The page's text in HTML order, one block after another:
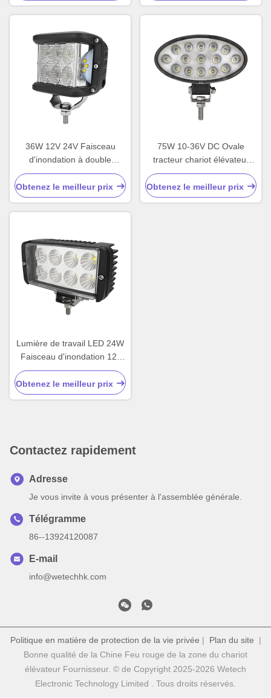
36W 12V 24V Faisceau
d'inondation à double
couleur Strobe latéral LED
Obtenez le meilleur prix
75W 10-36V DC Ovale
tracteur chariot élévateur
LED lumière de travail
Obtenez le meilleur prix
Lumière de travail LED 24W
Faisceau d'inondation 12-
24V DC
Obtenez le meilleur prix
Contactez rapidement
Adresse
Je vous invite à vous présenter à l'assemblée générale.
Télégramme
86--13924120087
E-mail
info@wetechhk.com
Politique en matière de protection de la vie privée | Plan du site |
Bonne qualité de la Chine Feu rouge de la zone du chariot
élévateur Fournisseur. © de Copyright 2025-2026 Wetech
Electronic Technology Limited . Tous droits réservés.